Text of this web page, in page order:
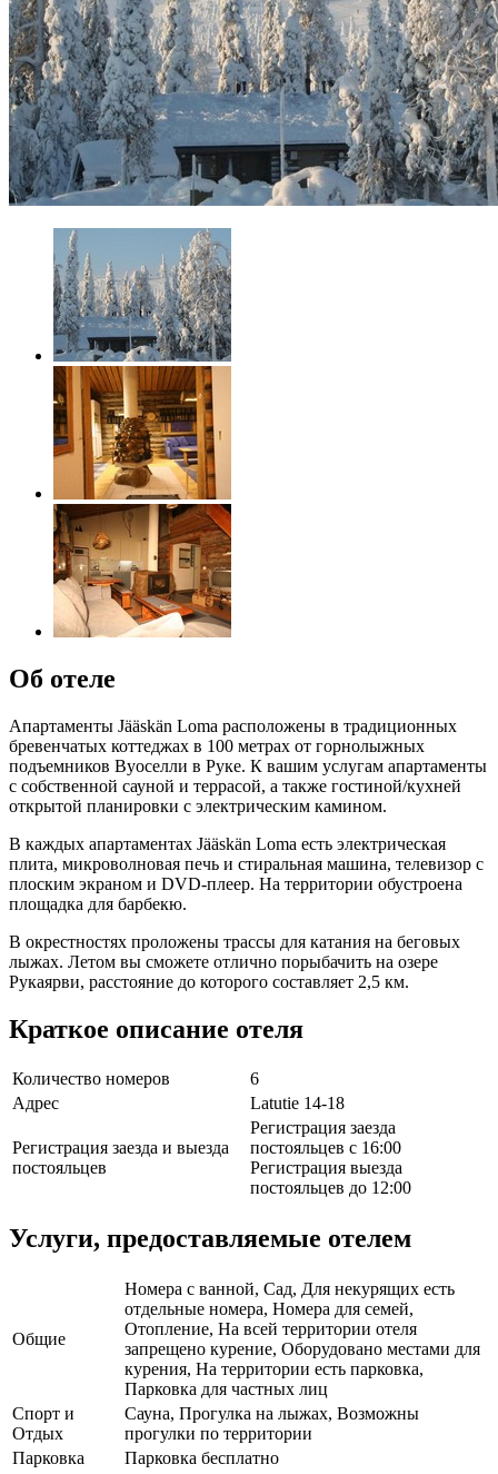
Об отеле
Апартаменты Jääskän Loma расположены в традиционных
бревенчатых коттеджах в 100 метрах от горнолыжных
подъемников Вуоселли в Руке. К вашим услугам апартаменты
с собственной сауной и террасой, а также гостиной/кухней
открытой планировки с электрическим камином.
В каждых апартаментах Jääskän Loma есть электрическая
плита, микроволновая печь и стиральная машина, телевизор с
плоским экраном и DVD-плеер. На территории обустроена
площадка для барбекю.
В окрестностях проложены трассы для катания на беговых
лыжах. Летом вы сможете отлично порыбачить на озере
Рукаярви, расстояние до которого составляет 2,5 км.
Краткое описание отеля
Количество номеров
6
Адрес
Latutie 14-18
Регистрация заезда и выезда
постояльцев
Регистрация заезда
постояльцев с 16:00
Регистрация выезда
постояльцев до 12:00
Услуги, предоставляемые отелем
Общие
Номера с ванной, Сад, Для некурящих есть
отдельные номера, Номера для семей,
Отопление, На всей территории отеля
запрещено курение, Оборудовано местами для
курения, На территории есть парковка,
Парковка для частных лиц
Спорт и
Отдых
Сауна, Прогулка на лыжах, Возможны
прогулки по территории
Парковка
Парковка бесплатно